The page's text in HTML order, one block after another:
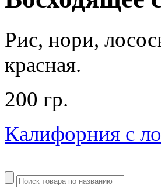
Рис, нори,
красная.
200 гр.
Калифорния с